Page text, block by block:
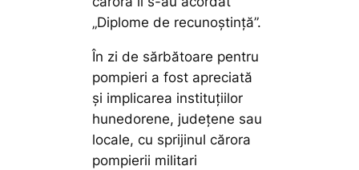
„Diplome de recunoștință”.
În zi de sărbătoare pentru
pompieri a fost apreciată
și implicarea instituțiilor
hunedorene, județene sau
locale, cu sprijinul cărora
pompierii militari